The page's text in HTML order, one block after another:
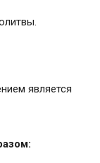
является